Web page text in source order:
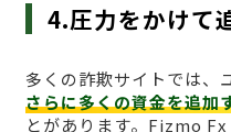
4.圧力をかけて
多くの詐欺サイトでは、
さらに多くの資金を追加
とがあります。Fizmo Fx